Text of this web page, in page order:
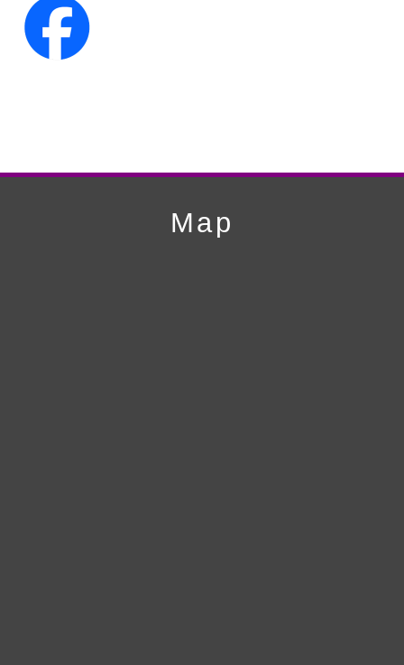
第16回人形供養祭
第15回人形供養祭
第12回人形供養祭平成22年3月9日
平成21年12月4日
Map